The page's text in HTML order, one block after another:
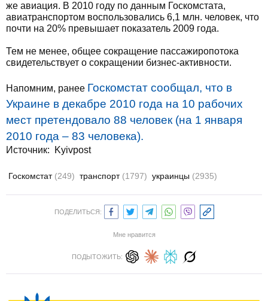
же авиация. В 2010 году по данным Госкомстата,
авиатранспортом воспользовались 6,1 млн. человек, что
почти на 20% превышает показатель 2009 года.
Тем не менее, общее сокращение пассажиропотока
свидетельствует о сокращении бизнес-активности.
Напомним, ранее Госкомстат сообщал, что в
Украине в декабре 2010 года на 10 рабочих
мест претендовало 88 человек (на 1 января
2010 года – 83 человека).
Источник: Kyivpost
Госкомстат (249) транспорт (1797) украинцы (2935)
ПОДЕЛИТЬСЯ:
Мне нравится
ПОДЫТОЖИТЬ: